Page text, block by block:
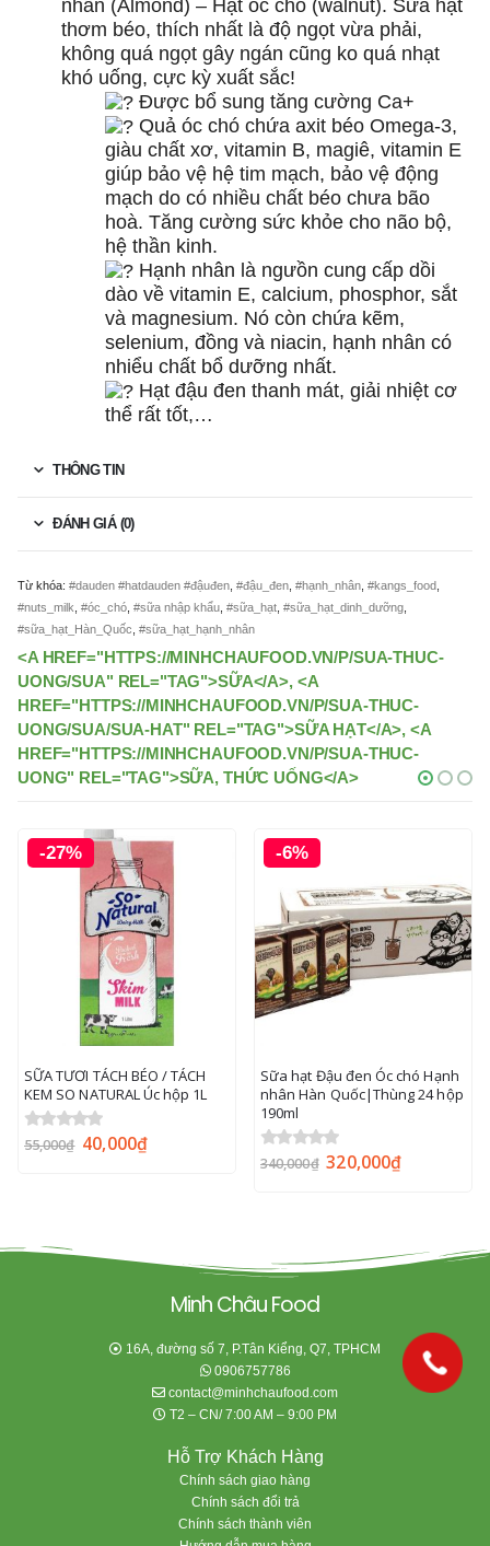
nhân (Almond) – Hạt óc chó (walnut). Sữa hạt
thơm béo, thích nhất là độ ngọt vừa phải,
không quá ngọt gây ngán cũng ko quá nhạt
khó uống, cực kỳ xuất sắc!
Được bổ sung tăng cường Ca+
Quả óc chó chứa axit béo Omega-3,
giàu chất xơ, vitamin B, magiê, vitamin E
giúp bảo vệ hệ tim mạch, bảo vệ động
mạch do có nhiều chất béo chưa bão
hoà. Tăng cường sức khỏe cho não bộ,
hệ thần kinh.
Hạnh nhân là ngưồn cung cấp dồi
dào về vitamin E, calcium, phosphor, sắt
và magnesium. Nó còn chứa kẽm,
selenium, đồng và niacin, hạnh nhân có
nhiểu chất bổ dưỡng nhất.
Hạt đậu đen thanh mát, giải nhiệt cơ
thể rất tốt,…
THÔNG TIN
ĐÁNH GIÁ (0)
Từ khóa: #dauden #hatdauden #đậuđen #đậu_đen #hạnh_nhân #kangs_food
#nuts_milk #óc_chó #sữa nhập khẩu #sữa_hạt #sữa_hạt_dinh_dưỡng
#sữa_hạt_Hàn_Quốc #sữa_hạt_hạnh_nhân
<A HREF="HTTPS://MINHCHAUFOOD.VN/P/SUA-THUC-
UONG/SUA" REL="TAG">SỮA</A>, <A
HREF="HTTPS://MINHCHAUFOOD.VN/P/SUA-THUC-
UONG/SUA/SUA-HAT" REL="TAG">SỮA HẠT</A>, <A
HREF="HTTPS://MINHCHAUFOOD.VN/P/SUA-THUC-
UONG" REL="TAG">SỮA, THỨC UỐNG</A>
-27%
SỮA TƯƠI TÁCH BÉO / TÁCH
KEM SO NATURAL Úc hộp 1L
0out of 5
55,000₫ 40,000₫
-6%
Sữa hạt Đậu đen Óc chó Hạnh
nhân Hàn Quốc|Thùng 24 hộp
190ml
0out of 5
340,000₫ 320,000₫
Minh Châu Food
16A, đường số 7, P.Tân Kiểng, Q7, TPHCM
0906757786
contact@minhchaufood.com
T2 – CN/ 7:00 AM – 9:00 PM
Hỗ Trợ Khách Hàng
Chính sách giao hàng
Chính sách đổi trả
Chính sách thành viên